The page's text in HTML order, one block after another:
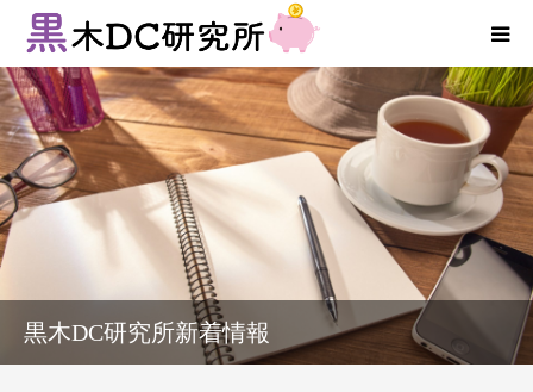
黒木DC研究所新着情報
法人向けサービス
個人向けサービス
新着情報